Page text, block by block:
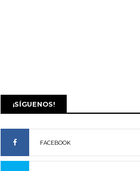
¡SÍGUENOS!
FACEBOOK